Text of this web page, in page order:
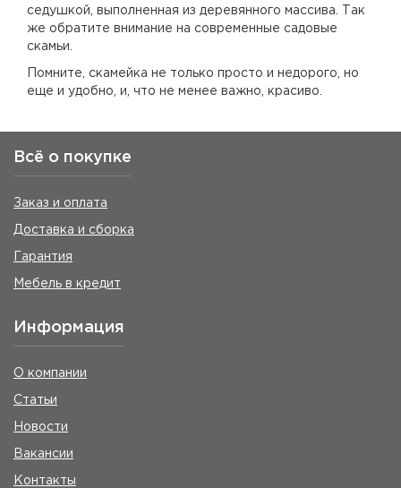
седушкой, выполненная из деревянного массива. Так
же обратите внимание на современные садовые
скамьи.
Помните, скамейка не только просто и недорого, но
еще и удобно, и, что не менее важно, красиво.
Всё о покупке
Заказ и оплата
Доставка и сборка
Гарантия
Мебель в кредит
Информация
О компании
Статьи
Новости
Вакансии
Контакты